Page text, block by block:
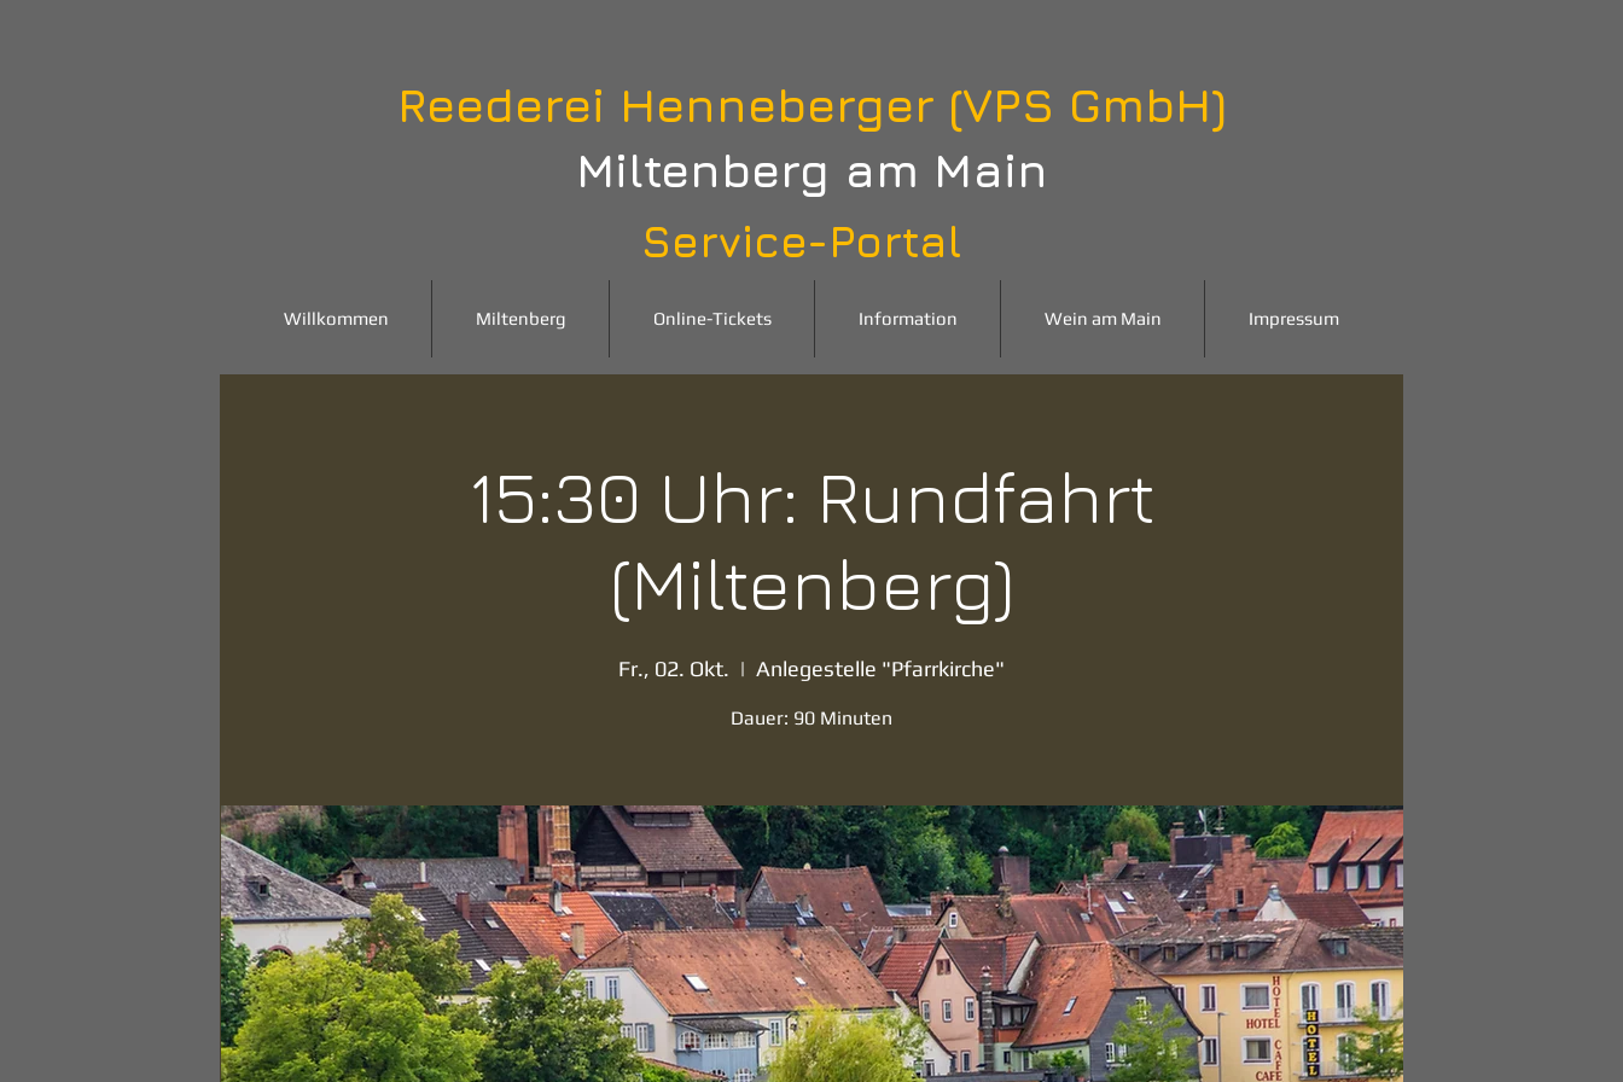
Reederei Henneberger (VPS GmbH)
Miltenberg am Main
Service-Portal
Willkommen Miltenberg Online-Tickets Information Wein am Main Impressum
15:30 Uhr: Rundfahrt
(Miltenberg)
Fr., 02. Okt.
  |
Anlegestelle "Pfarrkirche"
Dauer: 90 Minuten